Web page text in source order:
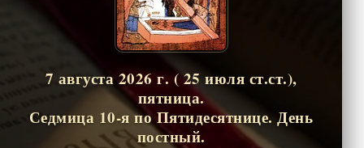
7 августа 2026 г. ( 25 июля ст.ст.),
пятница.
Седмица 10-я по Пятидесятнице. День
постный.